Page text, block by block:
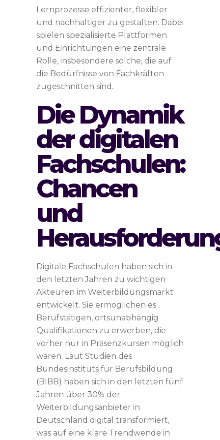
Lernprozesse effizienter, flexibler
und nachhaltiger zu gestalten. Dabei
spielen spezialisierte Plattformen
und Einrichtungen eine zentrale
Rolle, insbesondere solche, die auf
die Bedürfnisse von Fachkräften
zugeschnitten sind.
Die Dynamik
der digitalen
Fachschulen:
Chancen
und
Digitale Fachschulen haben sich in
den letzten Jahren zu wichtigen
Akteuren im Weiterbildungsmarkt
entwickelt. Sie ermöglichen es
Berufstätigen, ortsunabhängig
Qualifikationen zu erwerben, die
vorher nur in Präsenzkursen möglich
waren. Laut Studien des
Bundesinstituts für Berufsbildung
(BIBB) haben sich in den letzten fünf
Jahren über 30% der
Weiterbildungsanbieter in
Deutschland digital transformiert,
was auf eine klare Trendwende in